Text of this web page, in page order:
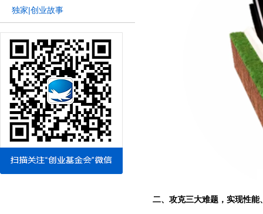
独家|创业故事
二、 攻克三大难题， 实现性能